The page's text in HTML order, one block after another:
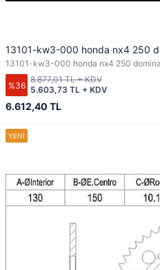
13101-kw3-000 honda nx4 250
13101-kw3-000 honda nx4 250
%36
6.612,40 TL
5.603,73 TL + KDV
8.877,01 TL + KDV